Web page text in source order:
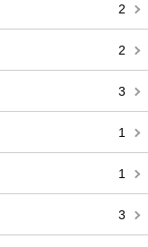
2
2
3
1
1
3